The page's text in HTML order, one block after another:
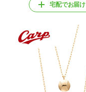
宅配でお届け